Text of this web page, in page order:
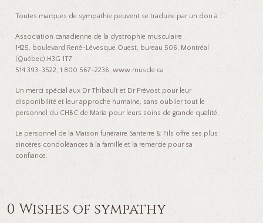
Toutes marques de sympathie peuvent se traduire par un don à :
Association canadienne de la dystrophie musculaire
1425, boulevard René-Lévesque Ouest, bureau 506, Montréal
(Québec) H3G 1T7
514 393-3522, 1 800 567-2236, www.muscle.ca
Un merci spécial aux Dr Thibault et Dr Prévost pour leur
disponibilité et leur approche humaine, sans oublier tout le
personnel du CHBC de Maria pour leurs soins de grande qualité.
Le personnel de la Maison funéraire Santerre & Fils offre ses plus
sincères condoléances à la famille et la remercie pour sa
confiance.
0 Wishes of sympathy